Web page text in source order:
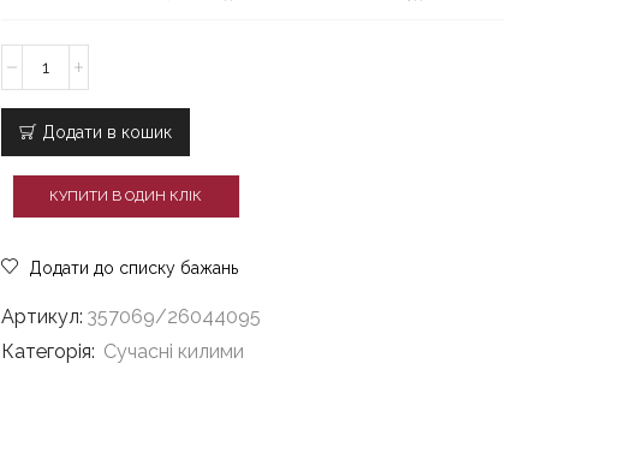
килим
бежевий
Hauteur
357069/26044095
Додати в кошик
КУПИТИ В ОДИН КЛІК
Додати до списку бажань
Артикул: 357069/26044095
Категорія: Сучасні килими